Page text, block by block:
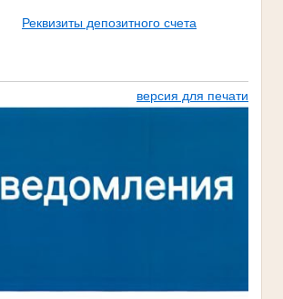
Реквизиты депозитного счета
версия для печати